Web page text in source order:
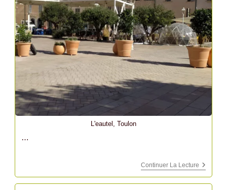
L'eautel, Toulon
…
Continuer La LectureL’eautel
Hôtel